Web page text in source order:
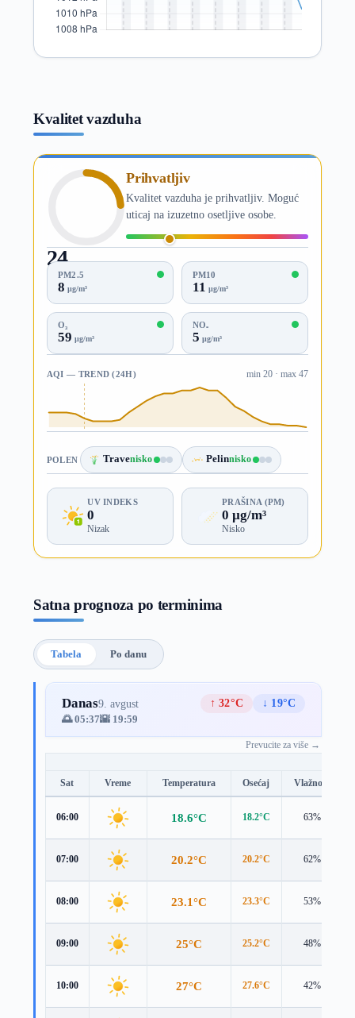
Kvalitet vazduha
24
AQI
Prihvatljiv
Kvalitet vazduha je prihvatljiv. Moguć
uticaj na izuzetno osetljive osobe.
PM2.5
8 µg/m³
PM10
11 µg/m³
O₃
59 µg/m³
NO₂
5 µg/m³
AQI — TREND (24H) min 20 · max 47
POLEN Travenisko Pelinnisko
UV INDEKS
0
Nizak
PRAŠINA (PM)
0 µg/m³
Nisko
Satna prognoza po terminima
Tabela Po danu
Danas9. avgust ↑ 32°C
↓ 19°C
🌅 05:37🌇 19:59
Prevucite za više →
Sat Vreme Temperatura Osećaj Vlažnost
06:00 18.6°C 18.2°C 63%
07:00 20.2°C 20.2°C 62%
08:00 23.1°C 23.3°C 53%
09:00 25°C 25.2°C 48%
10:00 27°C 27.6°C 42%